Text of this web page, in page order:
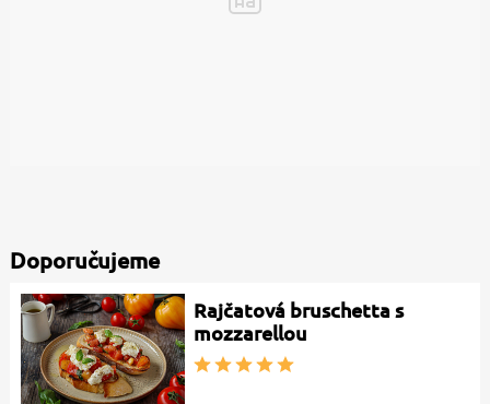
Doporučujeme
Rajčatová bruschetta s
mozzarellou